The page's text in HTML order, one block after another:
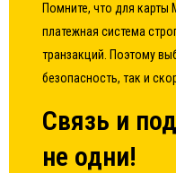
Помните, что для
платежная система
транзакций. Поэтому
безопасность, так и
Связь и
не одни!